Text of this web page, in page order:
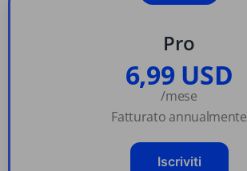
Pro
6,99 USD
/mese
Fatturato annualmente
Iscriviti